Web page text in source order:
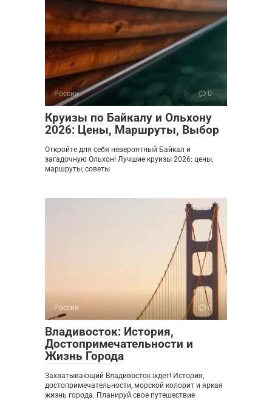
Россия 0
Круизы по Байкалу и Ольхону
2026: Цены, Маршруты, Выбор
Откройте для себя невероятный Байкал и
загадочную Ольхон! Лучшие круизы 2026: цены,
маршруты, советы
Россия 0
Владивосток: История,
Достопримечательности и
Жизнь Города
Захватывающий Владивосток ждет! История,
достопримечательности, морской колорит и яркая
жизнь города. Планируй свое путешествие